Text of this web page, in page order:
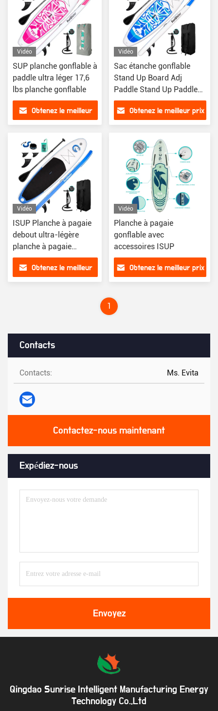
Contacts
Contacts: Ms. Evita
Contactez-nous maintenant
Expédiez-nous
Envoyez
Vidéo
SUP planche gonflable à
paddle ultra léger 17,6
lbs planche gonflable
Obtenez le meilleur
Vidéo
Sac étanche gonflable
Stand Up Board Adj
Paddle Stand Up Paddle
Pompes de surf
Obtenez le meilleur prix
Vidéo
ISUP Planche à pagaie
debout ultra-légère
planche à pagaie
gonflable
Obtenez le meilleur
Vidéo
Planche à pagaie
gonflable avec
accessoires ISUP
Obtenez le meilleur prix
1
Qingdao Sunrise Intelligent Manufacturing Energy
Technology Co.,Ltd